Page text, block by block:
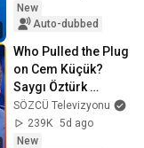
New
Auto-dubbed
Who Pulled the Plug
on Cem Küçük?
Saygı Öztürk
Reveals the
Slander! The
MASAK Detail
SÖZCÜ Televizyonu
239K 5d ago
New